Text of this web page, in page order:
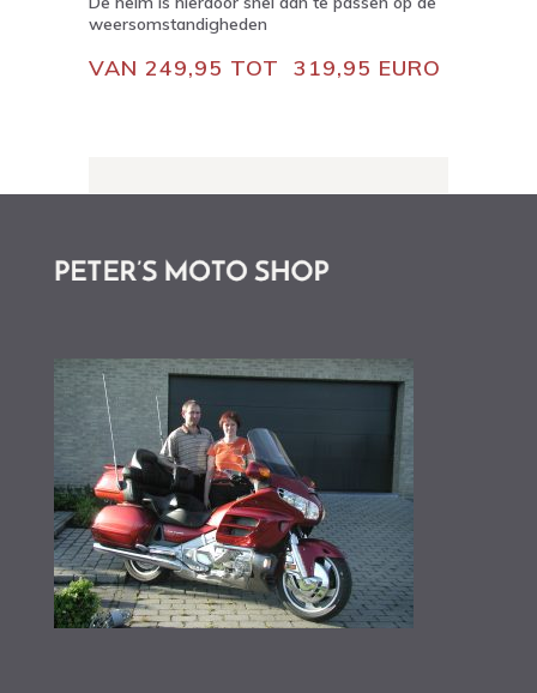
weersomstandigheden
VAN 249,95 TOT 319,95 EURO